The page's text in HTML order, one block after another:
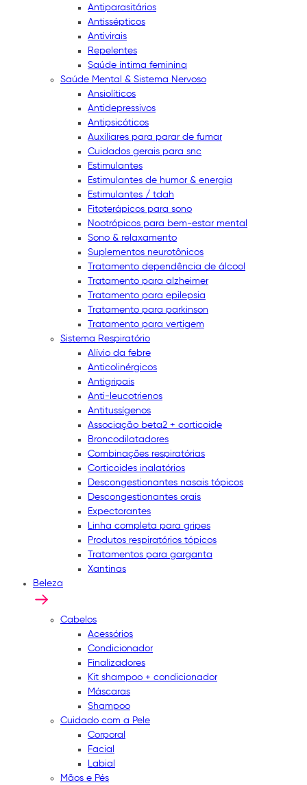
Antiparasitários
Antissépticos
Antivirais
Repelentes
Saúde íntima feminina
Saúde Mental & Sistema Nervoso
Ansiolíticos
Antidepressivos
Antipsicóticos
Auxiliares para parar de fumar
Cuidados gerais para snc
Estimulantes
Estimulantes de humor & energia
Estimulantes / tdah
Fitoterápicos para sono
Nootrópicos para bem-estar mental
Sono & relaxamento
Suplementos neurotônicos
Tratamento dependência de álcool
Tratamento para alzheimer
Tratamento para epilepsia
Tratamento para parkinson
Tratamento para vertigem
Sistema Respiratório
Alívio da febre
Anticolinérgicos
Antigripais
Anti-leucotrienos
Antitussígenos
Associação beta2 + corticoide
Broncodilatadores
Combinações respiratórias
Corticoides inalatórios
Descongestionantes nasais tópicos
Descongestionantes orais
Expectorantes
Linha completa para gripes
Produtos respiratórios tópicos
Tratamentos para garganta
Xantinas
Beleza
Cabelos
Acessórios
Condicionador
Finalizadores
Kit shampoo + condicionador
Máscaras
Shampoo
Cuidado com a Pele
Corporal
Facial
Labial
Mãos e Pés